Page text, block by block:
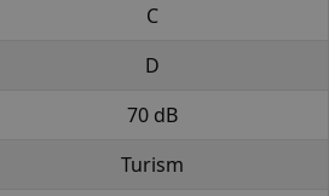
C
D
70 dB
Turism